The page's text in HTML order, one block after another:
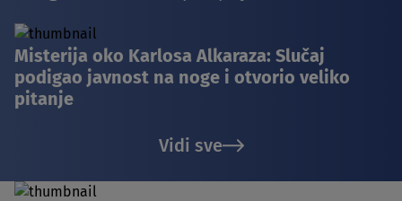
Misterija oko Karlosa Alkaraza: Slučaj
podigao javnost na noge i otvorio veliko
pitanje
Vidi sve